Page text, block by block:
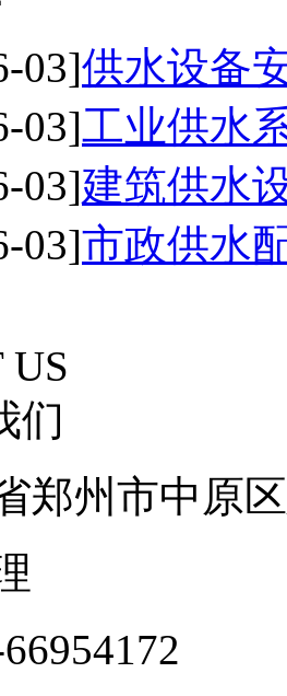
03]供水设备
03]工业供水
03]建筑供水
03]市政供水
US
郑州市中原